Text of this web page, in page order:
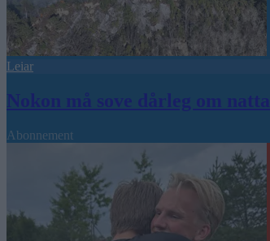
Leiar
Nokon må sove dårleg om natta
Abonnement